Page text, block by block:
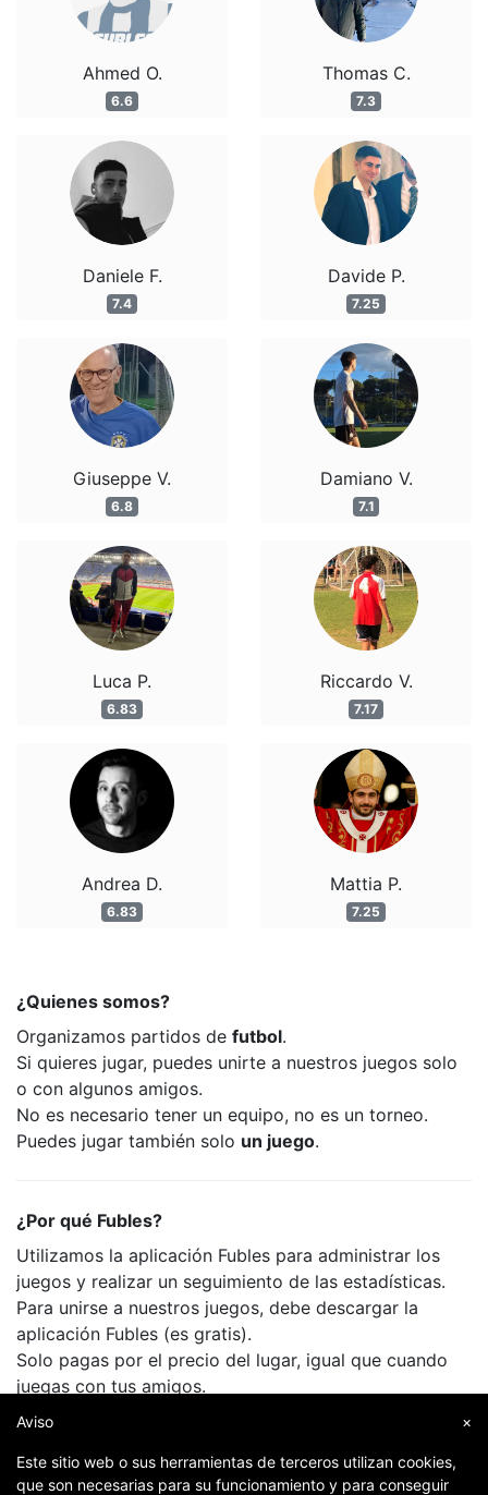
Ahmed O.
6.6
Daniele F.
7.4
Giuseppe V.
6.8
Luca P.
6.83
Andrea D.
6.83
Thomas C.
7.3
Davide P.
7.25
Damiano V.
7.1
Riccardo V.
7.17
Mattia P.
7.25
¿Quienes somos?
Organizamos partidos de futbol.
Si quieres jugar, puedes unirte a nuestros juegos solo
o con algunos amigos.
No es necesario tener un equipo, no es un torneo.
Puedes jugar también solo un juego.
¿Por qué Fubles?
Utilizamos la aplicación Fubles para administrar los
juegos y realizar un seguimiento de las estadísticas.
Para unirse a nuestros juegos, debe descargar la
aplicación Fubles (es gratis).
Solo pagas por el precio del lugar, igual que cuando
juegas con tus amigos.
×
Aviso
Este sitio web o sus herramientas de terceros utilizan cookies,
que son necesarias para su funcionamiento y para conseguir